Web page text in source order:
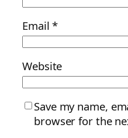
Email*
Website
Save my name,
browser for the